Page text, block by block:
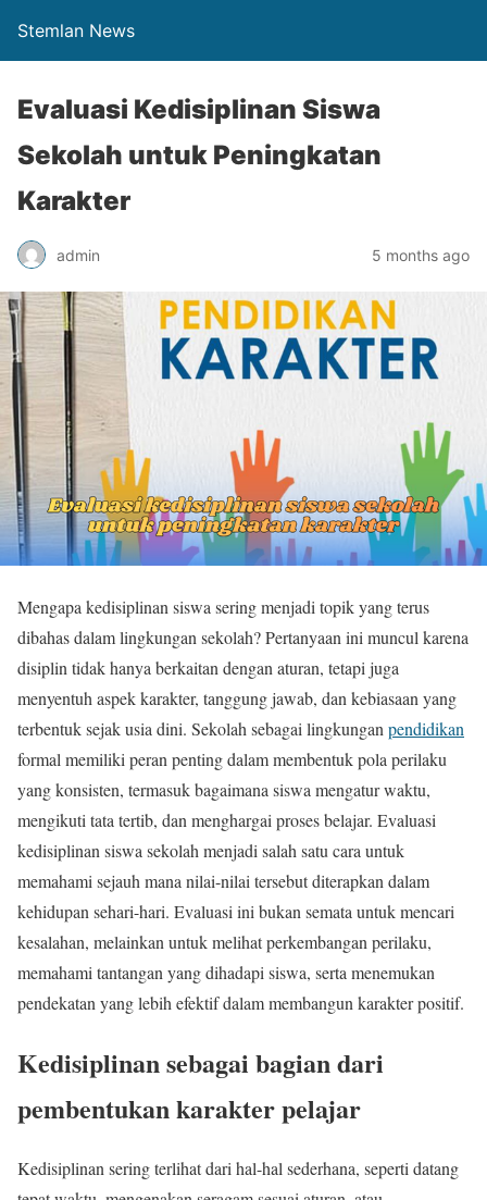
Stemlan News
Evaluasi Kedisiplinan Siswa
Sekolah untuk Peningkatan
Karakter
admin 5 months ago
Mengapa kedisiplinan siswa sering menjadi topik yang terus
dibahas dalam lingkungan sekolah? Pertanyaan ini muncul karena
disiplin tidak hanya berkaitan dengan aturan, tetapi juga
menyentuh aspek karakter, tanggung jawab, dan kebiasaan yang
terbentuk sejak usia dini. Sekolah sebagai lingkungan pendidikan
formal memiliki peran penting dalam membentuk pola perilaku
yang konsisten, termasuk bagaimana siswa mengatur waktu,
mengikuti tata tertib, dan menghargai proses belajar. Evaluasi
kedisiplinan siswa sekolah menjadi salah satu cara untuk
memahami sejauh mana nilai-nilai tersebut diterapkan dalam
kehidupan sehari-hari. Evaluasi ini bukan semata untuk mencari
kesalahan, melainkan untuk melihat perkembangan perilaku,
memahami tantangan yang dihadapi siswa, serta menemukan
pendekatan yang lebih efektif dalam membangun karakter positif.
Kedisiplinan sebagai bagian dari
pembentukan karakter pelajar
Kedisiplinan sering terlihat dari hal-hal sederhana, seperti datang